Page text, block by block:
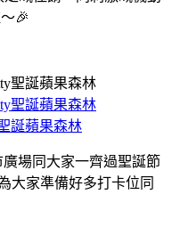
🎉
誕蘋果森林
場同大家一齊過聖誕節
大家準備好多打卡位同